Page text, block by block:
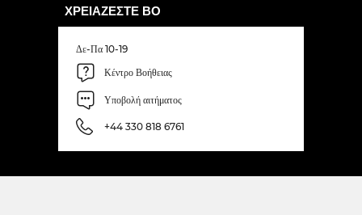
ΧΡΕΙΆΖΕΣΤΕ ΒΟ
Δε-Πα 10-19
Κέντρο Βοήθειας
Υποβολή αιτήματος
+44 330 818 6761